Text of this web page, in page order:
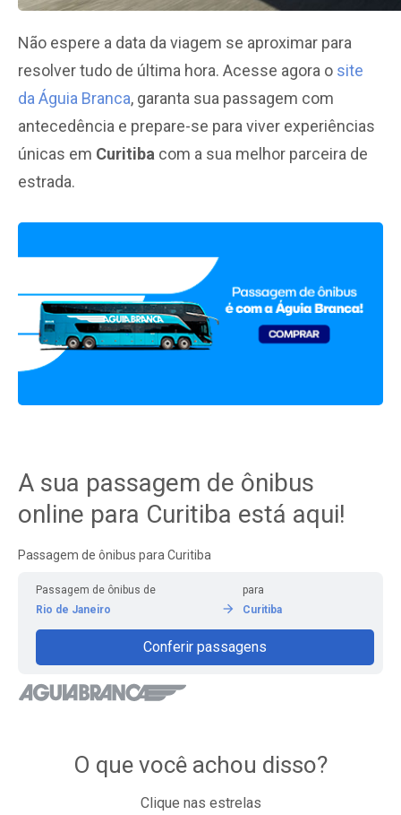
Não espere a data da viagem se aproximar para
resolver tudo de última hora. Acesse agora o site
da Águia Branca, garanta sua passagem com
antecedência e prepare-se para viver experiências
únicas em Curitiba com a sua melhor parceira de
estrada.
A sua passagem de ônibus
online para Curitiba está aqui!
Passagem de ônibus para Curitiba
Passagem de ônibus de
Rio de Janeiro
para
Curitiba
Conferir passagens
O que você achou disso?
Clique nas estrelas